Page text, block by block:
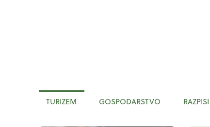
TURIZEM GOSPODARSTVO RAZPISI